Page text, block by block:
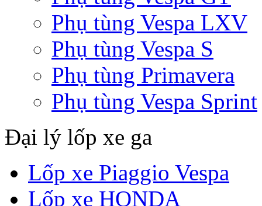
Phụ tùng Vespa LXV
Phụ tùng Vespa S
Phụ tùng Primavera
Phụ tùng Vespa Sprint
Đại lý lốp xe ga
Lốp xe Piaggio Vespa
Lốp xe HONDA